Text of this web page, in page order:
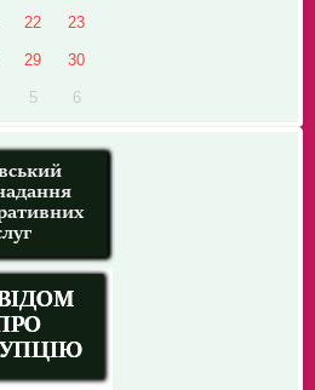
22 23
29 30
5 6